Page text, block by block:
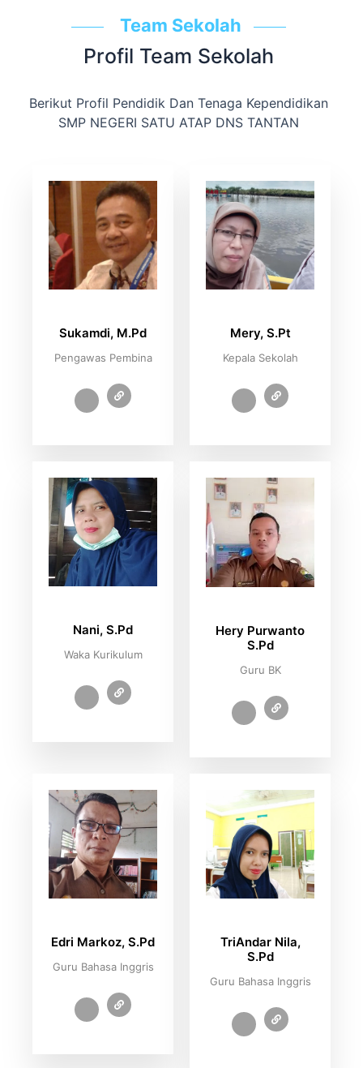
Team Sekolah
Profil Team Sekolah
Berikut Profil Pendidik Dan Tenaga Kependidikan
SMP NEGERI SATU ATAP DNS TANTAN
Sukamdi, M.Pd
Pengawas Pembina
Mery, S.Pt
Kepala Sekolah
Nani, S.Pd
Waka Kurikulum
Hery Purwanto
S.Pd
Guru BK
Edri Markoz, S.Pd
Guru Bahasa Inggris
TriAndar Nila,
S.Pd
Guru Bahasa Inggris